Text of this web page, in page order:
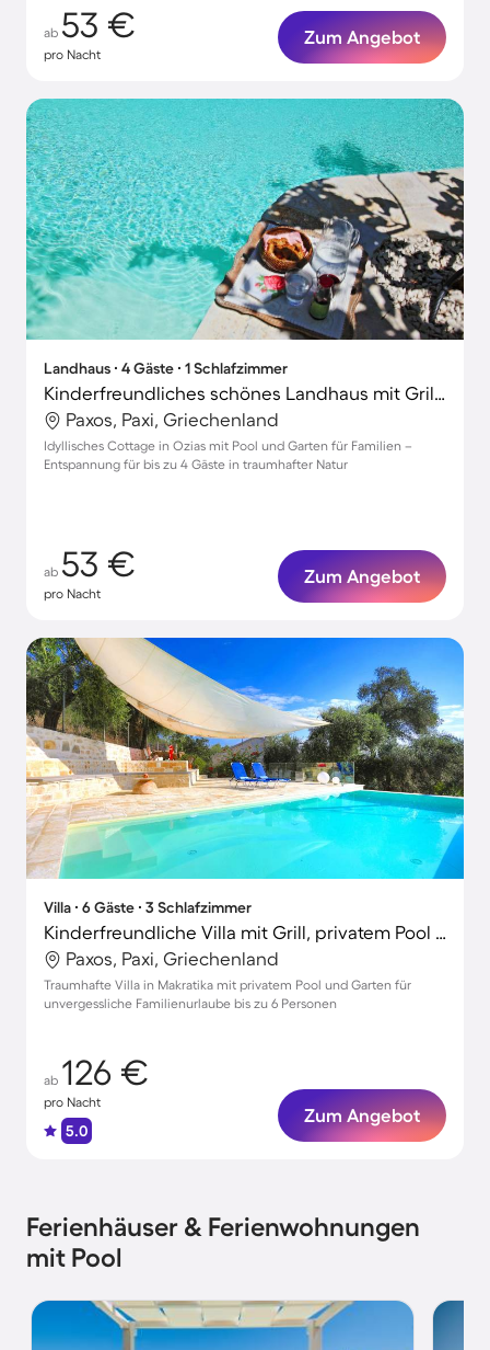
ab 53 €
pro Nacht
Zum Angebot
Landhaus ∙ 4 Gäste ∙ 1 Schlafzimmer
Kinderfreundliches schönes Landhaus mit Grill, Garten und Terrasse
Paxos, Paxi, Griechenland
Idyllisches Cottage in Ozias mit Pool und Garten für Familien –
Entspannung für bis zu 4 Gäste in traumhafter Natur
ab 53 €
pro Nacht
Zum Angebot
Villa ∙ 6 Gäste ∙ 3 Schlafzimmer
Kinderfreundliche Villa mit Grill, privatem Pool und Terrasse | Panoramablick
Paxos, Paxi, Griechenland
Traumhafte Villa in Makratika mit privatem Pool und Garten für
unvergessliche Familienurlaube bis zu 6 Personen
ab 126 €
pro Nacht
5.0
Zum Angebot
Ferienhäuser & Ferienwohnungen
mit Pool